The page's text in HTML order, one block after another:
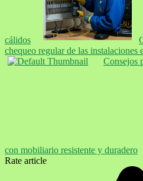
cálidos
chequeo regular de las instalaciones
Consejos
con mobiliario resistente y duradero
Rate article